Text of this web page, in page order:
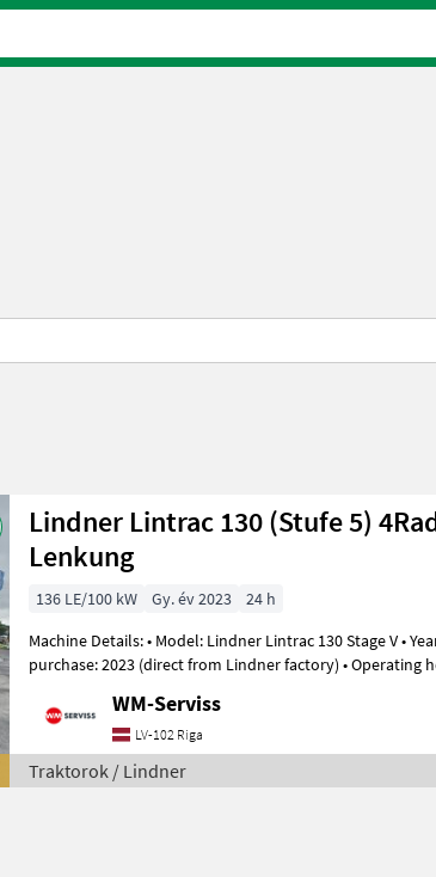
Lindner Lintrac 130 (Stufe 5)
Lenkung
136 LE/100 kW Gy. év 2023
24 h
Machine Details: • Model: Lindner Lintrac 130 Stage V • Year of
purchase: 2023 (direct from Lindner factory) • Operating hours: 0
WM-Serviss
LV-102 Riga
Traktorok / Lindner